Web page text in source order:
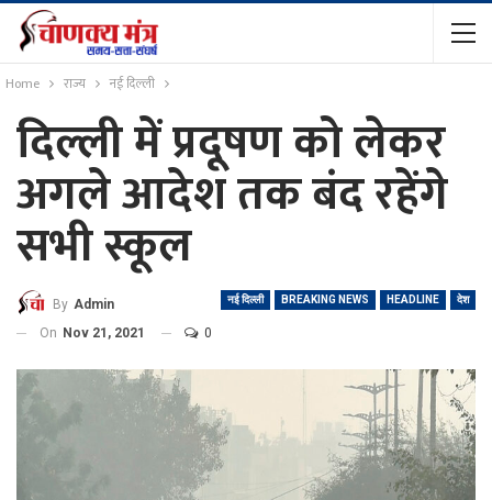
Home राज्य नई दिल्ली
दिल्ली में प्रदूषण को लेकर
अगले आदेश तक बंद रहेंगे
सभी स्कूल
नई दिल्ली BREAKING NEWS HEADLINE देश
By Admin
On Nov 21, 2021 0